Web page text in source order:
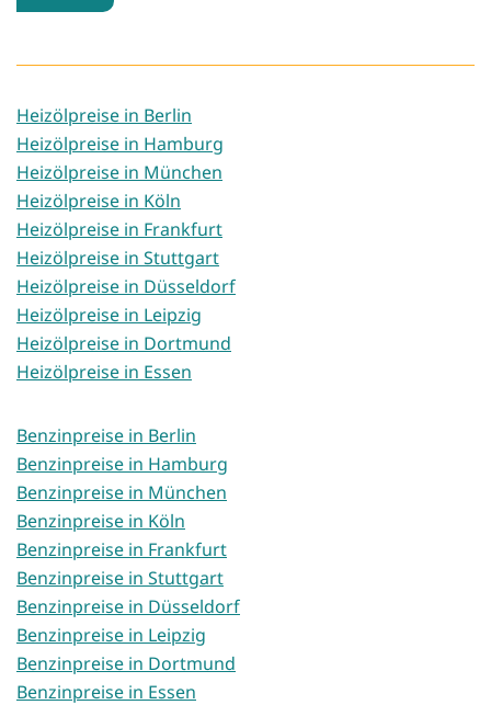
Heizölpreise in Berlin
Heizölpreise in Hamburg
Heizölpreise in München
Heizölpreise in Köln
Heizölpreise in Frankfurt
Heizölpreise in Stuttgart
Heizölpreise in Düsseldorf
Heizölpreise in Leipzig
Heizölpreise in Dortmund
Heizölpreise in Essen
Benzinpreise in Berlin
Benzinpreise in Hamburg
Benzinpreise in München
Benzinpreise in Köln
Benzinpreise in Frankfurt
Benzinpreise in Stuttgart
Benzinpreise in Düsseldorf
Benzinpreise in Leipzig
Benzinpreise in Dortmund
Benzinpreise in Essen